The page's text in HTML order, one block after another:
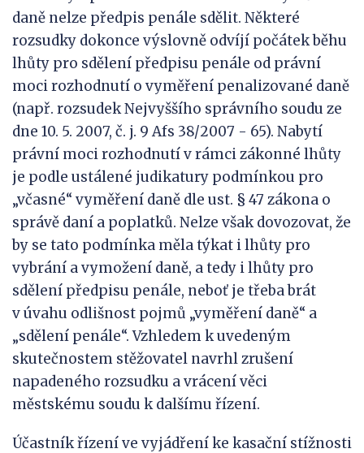
daně nelze předpis penále sdělit. Některé
rozsudky dokonce výslovně odvíjí počátek běhu
lhůty pro sdělení předpisu penále od právní
moci rozhodnutí o vyměření penalizované daně
(např. rozsudek Nejvyššího správního soudu ze
dne 10. 5. 2007, č. j. 9 Afs 38/2007 - 65). Nabytí
právní moci rozhodnutí v rámci zákonné lhůty
je podle ustálené judikatury podmínkou pro
„včasné“ vyměření daně dle ust. § 47 zákona o
správě daní a poplatků. Nelze však dovozovat, že
by se tato podmínka měla týkat i lhůty pro
vybrání a vymožení daně, a tedy i lhůty pro
sdělení předpisu penále, neboť je třeba brát
v úvahu odlišnost pojmů „vyměření daně“ a
„sdělení penále“. Vzhledem k uvedeným
skutečnostem stěžovatel navrhl zrušení
napadeného rozsudku a vrácení věci
městskému soudu k dalšímu řízení.
Účastník řízení ve vyjádření ke kasační stížnosti